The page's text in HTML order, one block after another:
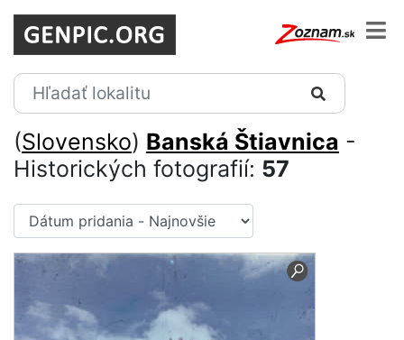
(Slovensko) Banská Štiavnica -
Historických fotografií: 57